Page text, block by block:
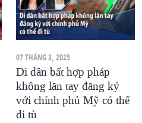
07 THÁNG 3, 2025
Di dân bất hợp pháp
không lăn tay đăng ký
với chính phủ Mỹ có thể
đi tù